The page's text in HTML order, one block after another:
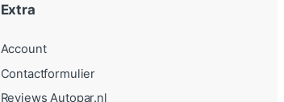
Extra
Account
Contactformulier
Reviews Autopar.nl